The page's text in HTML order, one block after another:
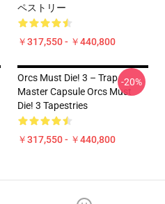
ペストリー
￥317,550 - ￥440,800
Orcs Must Die! 3 – Trap
Master Capsule Orcs Must
Die! 3 Tapestries
￥317,550 - ￥440,800
-20%